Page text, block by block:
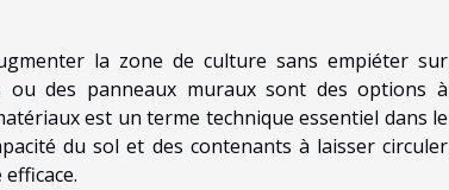
la zone de culture sans empiéter sur
ou des panneaux muraux sont des options à
est un terme technique essentiel dans le
du sol et des contenants à laisser circuler